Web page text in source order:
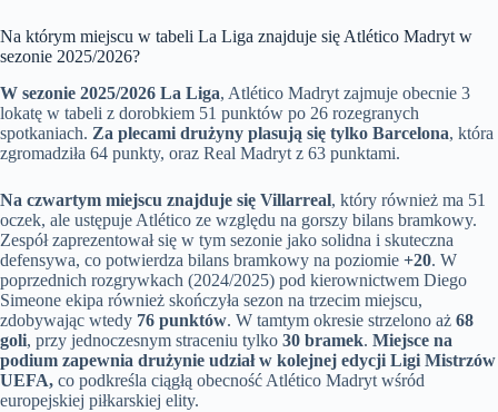
Na którym miejscu w tabeli La Liga znajduje się Atlético Madryt w
sezonie 2025/2026?
W sezonie 2025/2026 La Liga, Atlético Madryt zajmuje obecnie 3
lokatę w tabeli z dorobkiem 51 punktów po 26 rozegranych
spotkaniach. Za plecami drużyny plasują się tylko Barcelona, która
zgromadziła 64 punkty, oraz Real Madryt z 63 punktami.
Na czwartym miejscu znajduje się Villarreal, który również ma 51
oczek, ale ustępuje Atlético ze względu na gorszy bilans bramkowy.
Zespół zaprezentował się w tym sezonie jako solidna i skuteczna
defensywa, co potwierdza bilans bramkowy na poziomie +20. W
poprzednich rozgrywkach (2024/2025) pod kierownictwem Diego
Simeone ekipa również skończyła sezon na trzecim miejscu,
zdobywając wtedy 76 punktów. W tamtym okresie strzelono aż 68
goli, przy jednoczesnym straceniu tylko 30 bramek. Miejsce na
podium zapewnia drużynie udział w kolejnej edycji Ligi Mistrzów
UEFA, co podkreśla ciągłą obecność Atlético Madryt wśród
europejskiej piłkarskiej elity.